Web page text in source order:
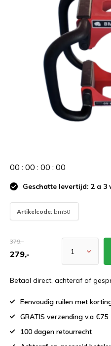
00 : 00 : 00 : 00
Geschatte levertijd: 2 a 3
Artikelcode: bm50
379,-
279,-
Betaal direct, achteraf of
Eenvoudig ruilen met
GRATIS verzending v.a €75
100 dagen retourrecht